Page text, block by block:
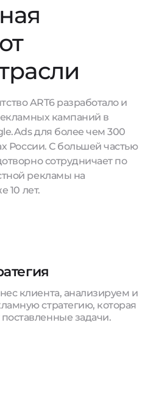
ART6 разработало и
кампаний в
для более чем 300
России. С большей частью
сотрудничает по
рекламы на
10 лет.
клиента, анализируем и
стратегию, которая
задачи.